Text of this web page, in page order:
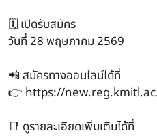
🗓 เปิดรับสมัคร
วันที่ 28 พฤษภาคม 2569
📲 สมัครทางออนไลน์ได้ที่
👉 https://
📑 ดูรายละเอียดเพิ่มเติมได้ที่